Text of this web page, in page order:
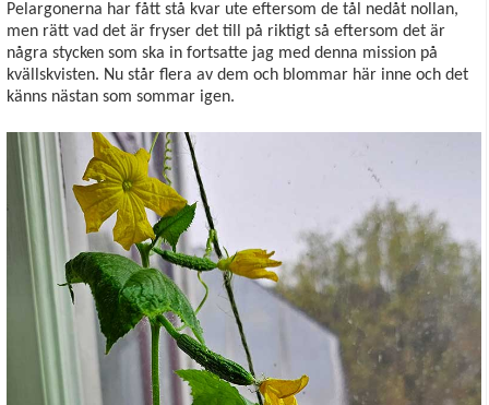
Pelargonerna har fått stå kvar ute eftersom de tål nedåt nollan,
men rätt vad det är fryser det till på riktigt så eftersom det är
några stycken som ska in fortsatte jag med denna mission på
kvällskvisten. Nu står flera av dem och blommar här inne och det
känns nästan som sommar igen.